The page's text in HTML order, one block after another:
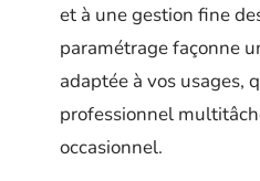
et à une gestion fine
paramétrage façonne
adaptée à vos usages,
professionnel
occasionnel.